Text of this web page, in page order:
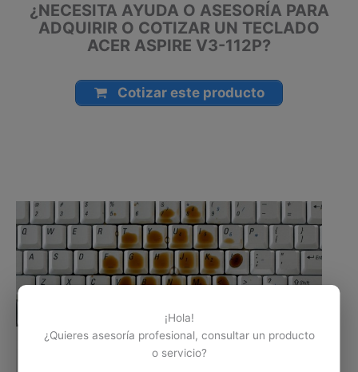
¿NECESITA AYUDA O ASESORÍA PARA
ADQUIRIR O COTIZAR UN TECLADO
ACER ASPIRE V3-112P?
Cotizar este producto
¡Hola!
¿Quieres asesoría profesional, consultar un producto
o servicio?